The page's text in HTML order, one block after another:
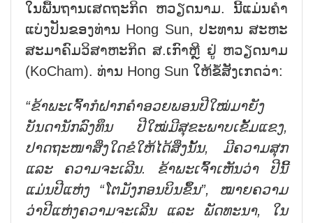
ໃນພື້ນຖານເສດຖະກິດ ຫວຽດນາມ. ນີ້ແມ່ນຄຳ
ແບ່ງປັນຂອງທ່ານ Hong Sun, ປະທານ ສະຫະ
ສະມາຄົມວິສາຫະກິດ ສ.ເກົາຫຼີ ຢູ່ ຫວຽດນາມ
(KoCham). ທ່ານ Hong Sun ໃຫ້ຂໍ້ສັງເກດວ່າ:
“ຂ້າພະເຈົ້າກໍຝາກຄຳອວຍພອນປີໃໝ່ມາຍັງ
ບັນດານັກລົງທຶນ ປີໃໝ່ມີສຸຂະພາບເຂັ້ມແຂງ,
ປາດຖະໜາສິ່ງໃດຂໍໃຫ້ໄດ້ສິ່ງນັ້ນ, ມີຄວາມສຸກ
ແລະ ຄວາມຈະເລີນ. ຂ້າພະເຈົ້າເຫັນວ່າ ປີນີ້
ແມ່ນປີແຫ່ງ “ໂຕມັງກອນບິນຂຶ້ນ”, ໝາຍຄວາມ
ວ່າປີແຫ່ງຄວາມຈະເລີນ ແລະ ພັດທະນາ, ໃນ